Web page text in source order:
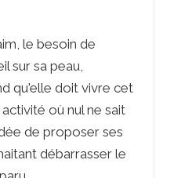
le besoin de
sur sa peau,
qu'elle doit vivre cet
où nul ne sait
de proposer ses
débarrasser le